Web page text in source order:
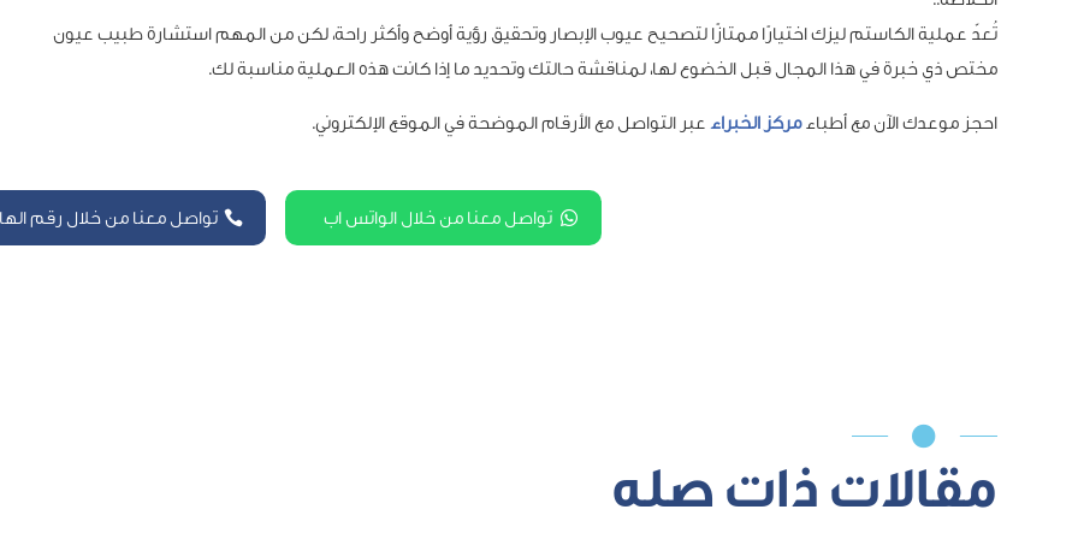
تُعدّ عملية الكاستم ليزك اختيارًا ممتازًا لتصحيح عيوب الإبصار وتحقيق رؤية أوضح وأكثر راحة، لكن من المهم استشارة طبيب عيون
مختص ذي خبرة في هذا المجال قبل الخضوع لها، لمناقشة حالتك وتحديد ما إذا كانت هذه العملية مناسبة لك.
احجز موعدك الآن مع أطباءمركز الخبراء عبر التواصل مع الأرقام الموضحة في الموقع الإلكتروني.
تواصل معنا من خلال الواتس اب تواصل معنا من خلال رقم

مقالات ذات صله